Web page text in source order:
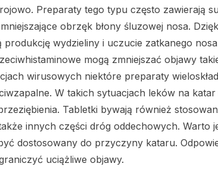
Preparaty tego typu często zawierają
obrzęk błony śluzowej nosa.
produkcję wydzieliny i uczucie zatkanego
mogą zmniejszać objawy
wirusowych niektóre preparaty
W takich sytuacjach leków na katar
Tabletki bywają również
innych części dróg oddechowych. Warto
dostosowany do przyczyny kataru.
uciążliwe objawy.